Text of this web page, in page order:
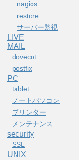
nagios
restore
サーバー監視
LIVE
MAIL
dovecot
postfix
PC
tablet
ノートパソコン
プリンター
メンテナンス
security
SSL
UNIX